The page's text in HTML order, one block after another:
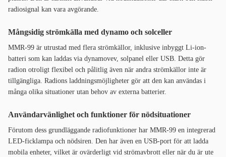
radiosignal kan vara avgörande.
Mångsidig strömkälla med dynamo och solceller
MMR-99 är utrustad med flera strömkällor, inklusive inbyggt Li-ion-
batteri som kan laddas via dynamovev, solpanel eller USB. Detta gör
radion otroligt flexibel och pålitlig även när andra strömkällor inte är
tillgängliga. Radions laddningsmöjligheter gör att den kan användas i
många olika situationer utan behov av externa batterier.
Användarvänlighet och funktioner för nödsituationer
Förutom dess grundläggande radiofunktioner har MMR-99 en integrerad
LED-ficklampa och nödsiren. Den har även en USB-port för att ladda
mobila enheter, vilket är ovärderligt vid strömavbrott eller när du är ute